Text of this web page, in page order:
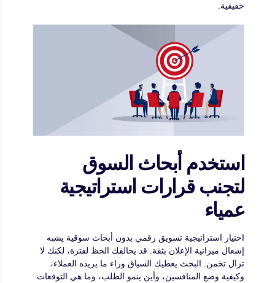
حقيقية.
استخدم أبحاث السوق
لتجنب قرارات استراتيجية
عمياء
اختيار استراتيجية تسويق رقمي بدون أبحاث سوقية يشبه
إشعال ميزانية الإعلان بثقة. قد يحالفك الحظ لفترة، لكنك لا
تزال تخمن. البحث يعطيك السياق وراء ما يريده العملاء،
وكيفية وضع المنافسين، وأين ينمو الطلب، وما هي التوقعات